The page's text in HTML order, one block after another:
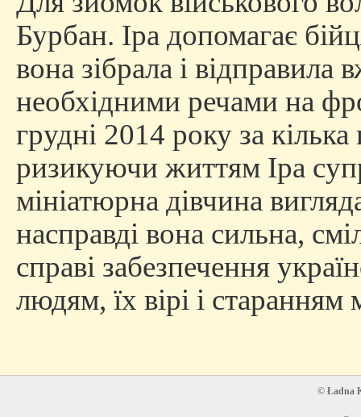
Бурбан. Іра допомагає
вона зібрала і відправила
необхідними речами на
грудні 2014 року за кілька
ризикуючи життям Іра
мініатюрна дівчина
насправді вона сильна,
справі забезпечення
людям, їх вірі і
© Ładna